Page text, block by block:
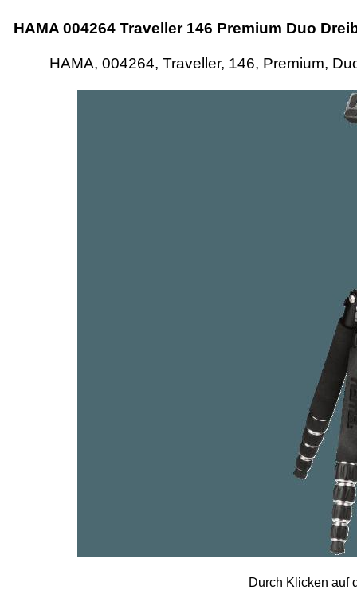
HAMA 004264 Traveller 146 Premium Duo
HAMA, 004264, Traveller, 146, Premium,
Durch Klicken auf